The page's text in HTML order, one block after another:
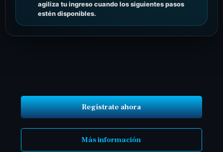
agiliza tu ingreso cuando los siguientes pasos
estén disponibles.
Regístrate ahora
Más información